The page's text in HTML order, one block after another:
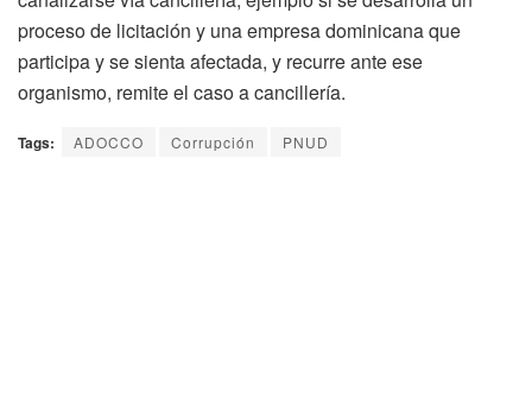
proceso de licitación y una empresa dominicana que
participa y se sienta afectada, y recurre ante ese
organismo, remite el caso a cancillería.
Tags: ADOCCO Corrupción PNUD